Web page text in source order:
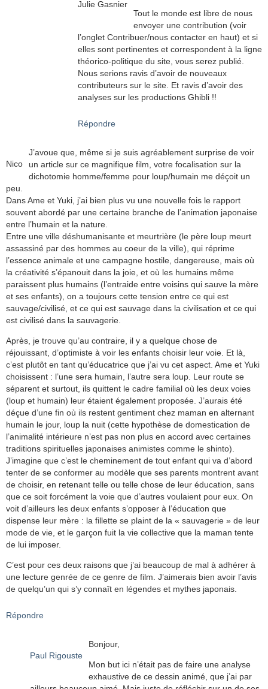
Julie Gasnier
Tout le monde est libre de nous
envoyer une contribution (voir
l’onglet Contribuer/nous contacter en haut) et si
elles sont pertinentes et correspondent à la ligne
théorico-politique du site, vous serez publié.
Nous serions ravis d’avoir de nouveaux
contributeurs sur le site. Et ravis d’avoir des
analyses sur les productions Ghibli !!
Répondre
Nico
J’avoue que, même si je suis agréablement surprise de voir
un article sur ce magnifique film, votre focalisation sur la
dichotomie homme/femme pour loup/humain me déçoit un
peu.
Dans Ame et Yuki, j’ai bien plus vu une nouvelle fois le rapport
souvent abordé par une certaine branche de l’animation japonaise
entre l’humain et la nature.
Entre une ville déshumanisante et meurtrière (le père loup meurt
assassiné par des hommes au coeur de la ville), qui réprime
l’essence animale et une campagne hostile, dangereuse, mais où
la créativité s’épanouit dans la joie, et où les humains même
paraissent plus humains (l’entraide entre voisins qui sauve la mère
et ses enfants), on a toujours cette tension entre ce qui est
sauvage/civilisé, et ce qui est sauvage dans la civilisation et ce qui
est civilisé dans la sauvagerie.
Après, je trouve qu’au contraire, il y a quelque chose de
réjouissant, d’optimiste à voir les enfants choisir leur voie. Et là,
c’est plutôt en tant qu’éducatrice que j’ai vu cet aspect. Ame et Yuki
choisissent : l’une sera humain, l’autre sera loup. Leur route se
séparent et surtout, ils quittent le cadre familial où les deux voies
(loup et humain) leur étaient également proposée. J’aurais été
déçue d’une fin où ils restent gentiment chez maman en alternant
humain le jour, loup la nuit (cette hypothèse de domestication de
l’animalité intérieure n’est pas non plus en accord avec certaines
traditions spirituelles japonaises animistes comme le shinto).
J’imagine que c’est le cheminement de tout enfant qui va d’abord
tenter de se conformer au modèle que ses parents montrent avant
de choisir, en retenant telle ou telle chose de leur éducation, sans
que ce soit forcément la voie que d’autres voulaient pour eux. On
voit d’ailleurs les deux enfants s’opposer à l’éducation que
dispense leur mère : la fillette se plaint de la « sauvagerie » de leur
mode de vie, et le garçon fuit la vie collective que la maman tente
de lui imposer.
C’est pour ces deux raisons que j’ai beaucoup de mal à adhérer à
une lecture genrée de ce genre de film. J’aimerais bien avoir l’avis
de quelqu’un qui s’y connaît en légendes et mythes japonais.
Répondre
Paul Rigouste
Bonjour,
Mon but ici n’était pas de faire une analyse
exhaustive de ce dessin animé, que j’ai par